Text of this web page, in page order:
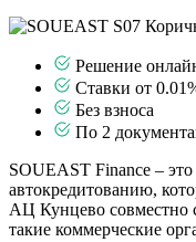
Решение
Ставки от
Без взноса
По 2
SOUEAST Finance –
автокредитованию,
АЦ Кунцево совместно
такие коммерческие